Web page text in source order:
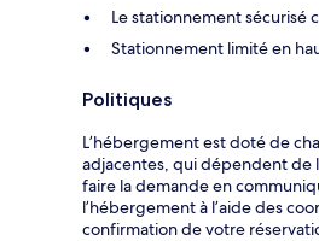
Le stationnement sécurisé
Stationnement limité en
Politiques
L’hébergement est doté de
adjacentes, qui dépendent de
faire la demande en
l’hébergement à l’aide des
confirmation de votre